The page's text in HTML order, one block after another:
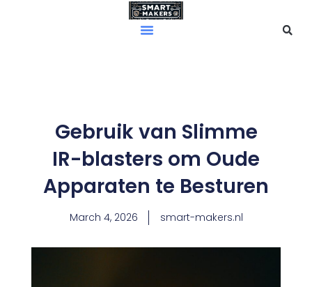
Gebruik van Slimme
IR-blasters om Oude
Apparaten te Besturen
March 4, 2026 smart-makers.nl